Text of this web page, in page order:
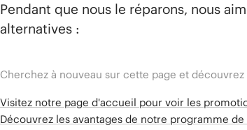
Pendant que nous le réparons, nous
alternatives :
Cherchez à nouveau sur cette page et
Visitez notre page d'accueil pour voir les
Découvrez les avantages de notre programme